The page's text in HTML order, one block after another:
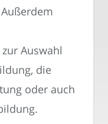
Auswahl
die
oder auch